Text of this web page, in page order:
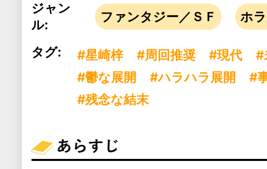
ジャン
ル:
ファンタジー／ＳＦ ホ
タグ: #星崎梓 #周回推奨 #現代
#
#鬱な展開
#ハラハラ展開
#
#残念な結末